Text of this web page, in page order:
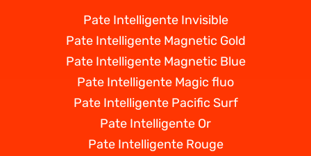
Pate Intelligente Invisible
Pate Intelligente Magnetic Gold
Pate Intelligente Magnetic Blue
Pate Intelligente Magic fluo
Pate Intelligente Pacific Surf
Pate Intelligente Or
Pate Intelligente Rouge